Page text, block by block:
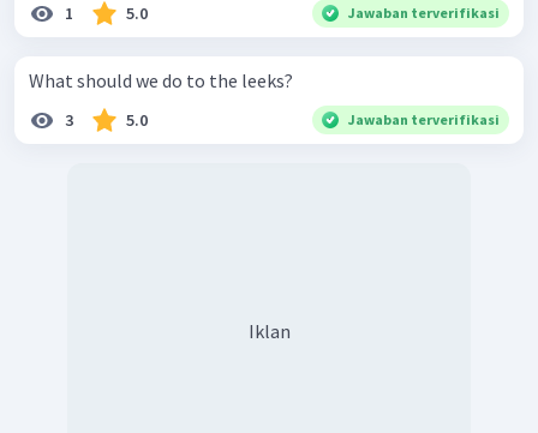
1 5.0 Jawaban terverifikasi
What should we do to the leeks?
3 5.0 Jawaban terverifikasi
Iklan